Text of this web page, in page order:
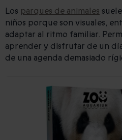
Los parques de animales
niños porque son visuales,
adaptar al ritmo familiar.
aprender y disfrutar de un
de una agenda demasiado